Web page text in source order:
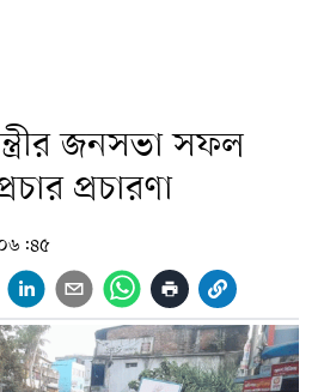
জনসভা সফল
প্রচারণা
০৬:৪৫